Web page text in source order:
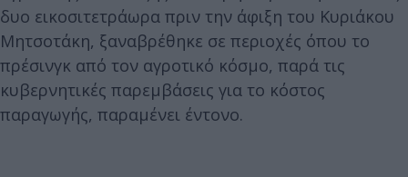
δυο εικοσιτετράωρα πριν την άφιξη του Κυριάκου
Μητσοτάκη, ξαναβρέθηκε σε περιοχές όπου το
πρέσινγκ από τον αγροτικό κόσμο, παρά τις
κυβερνητικές παρεμβάσεις για το κόστος
παραγωγής, παραμένει έντονο.